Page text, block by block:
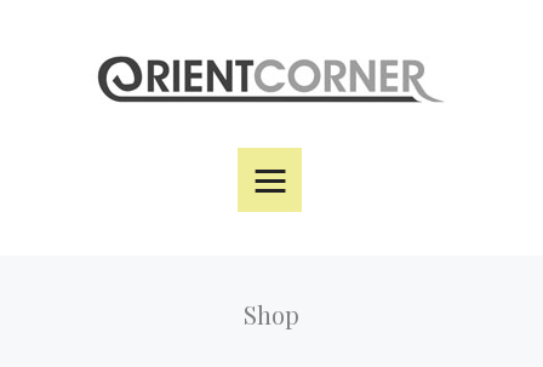
Shop
Über uns
Shop
Kontakt
Datenschutz